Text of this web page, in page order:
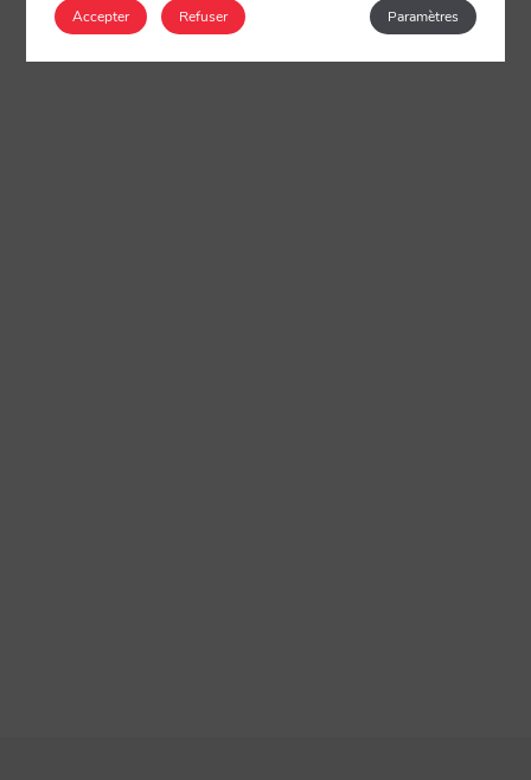
Accepter Paramètres
Refuser